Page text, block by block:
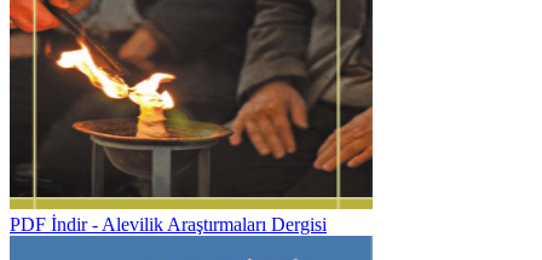
PDF İndir - Alevilik Araştırmaları Dergisi